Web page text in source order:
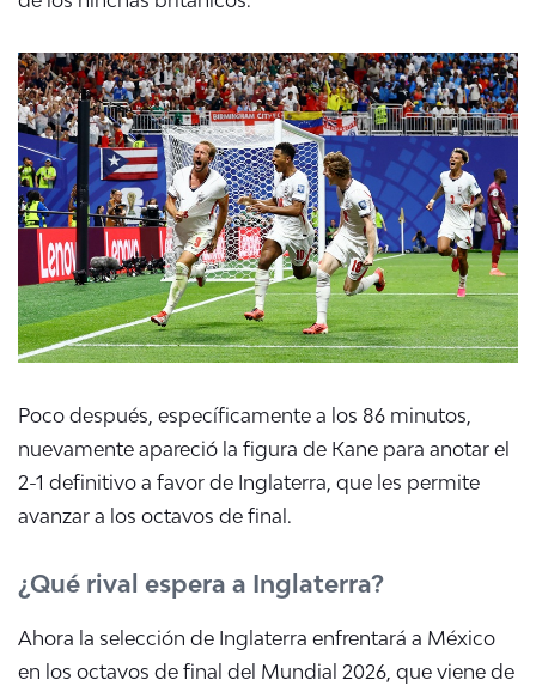
Poco después, específicamente a los 86 minutos,
nuevamente apareció la figura de Kane para anotar el
2-1 definitivo a favor de Inglaterra, que les permite
avanzar a los octavos de final.
¿Qué rival espera a Inglaterra?
Ahora la selección de Inglaterra enfrentará a México
en los octavos de final del Mundial 2026, que viene de